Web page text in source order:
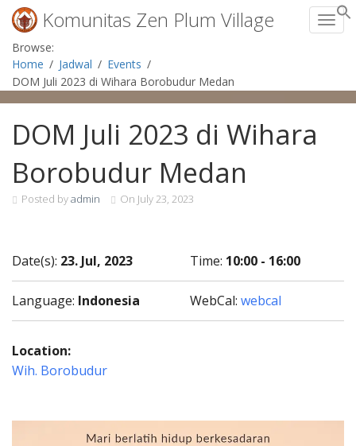
Skip
content
Komunitas Zen Plum Village
Browse:
Home
Jadwal
Events
DOM Juli 2023 di Wihara Borobudur Medan
DOM Juli 2023 di Wihara
Borobudur Medan
Posted byadmin On July 23, 2023
Date(s): 23. Jul, 2023 Time: 10:00 - 16:00
Language: Indonesia WebCal: webcal
Location:
Wih. Borobudur